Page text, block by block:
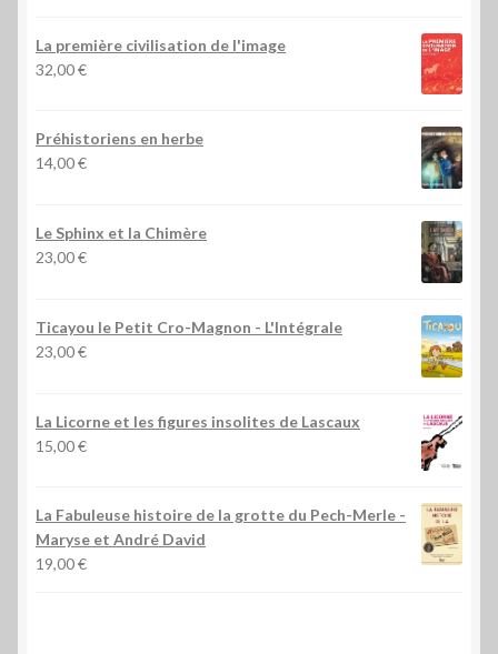
La première civilisation de l'image
32,00€
Préhistoriens en herbe
14,00€
Le Sphinx et la Chimère
23,00€
Ticayou le Petit Cro-Magnon - L'Intégrale
23,00€
La Licorne et les figures insolites de Lascaux
15,00€
La Fabuleuse histoire de la grotte du Pech-Merle -
Maryse et André David
19,00€